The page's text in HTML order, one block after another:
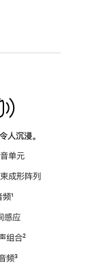
人沉浸。
单元
成形阵列
频脚
¹
感应
组合脚
²
频脚
³